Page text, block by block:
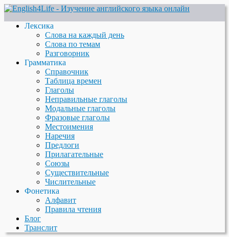
Лексика
Слова на каждый день
Слова по темам
Разговорник
Грамматика
Справочник
Таблица времен
Глаголы
Неправильные глаголы
Модальные глаголы
Фразовые глаголы
Местоимения
Наречия
Предлоги
Прилагательные
Союзы
Существительные
Числительные
Фонетика
Алфавит
Правила чтения
Блог
Транслит